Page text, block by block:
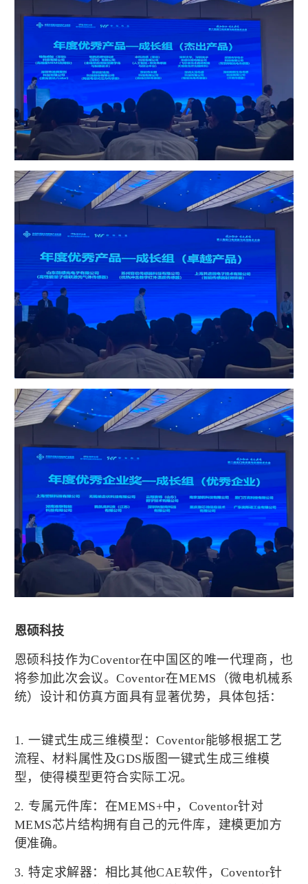
恩硕科技
恩硕科技作为Coventor在中国区的唯一代理商，也
将参加此次会议。Coventor在MEMS（微电机械系
统）设计和仿真方面具有显著优势，具体包括：
1. 一键式生成三维模型：Coventor能够根据工艺
流程、材料属性及GDS版图一键式生成三维模
型，使得模型更符合实际工况。
2. 专属元件库：在MEMS+中，Coventor针对
MEMS芯片结构拥有自己的元件库，建模更加方
便准确。
3. 特定求解器：相比其他CAE软件，Coventor针